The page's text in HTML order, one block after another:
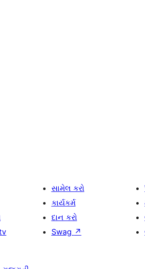
સામેલ કરો
કાર્યકર્મ
દાન કરો
Swag ↗